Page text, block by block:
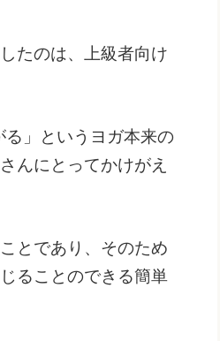
たのは、上級者向け
」というヨガ本来の
んにとってかけがえ
とであり、そのため
ることのできる簡単